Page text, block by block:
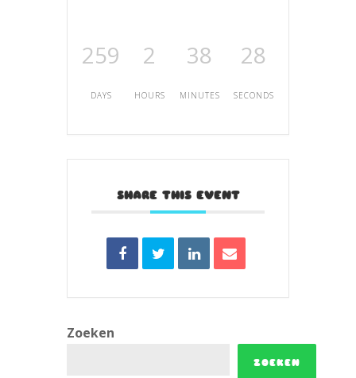
259
DAYS
2
HOURS
38
MINUTES
28
SECONDS
SHARE THIS EVENT
Zoeken
ZOEKEN